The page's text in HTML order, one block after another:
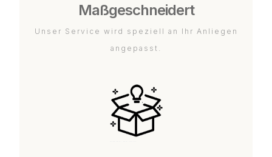
Maßgeschneidert
Unser Service wird speziell an Ihr Anliegen
angepasst.